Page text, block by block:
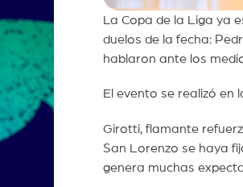
La Copa de la Liga ya
duelos de la fecha:
hablaron ante los
El evento se realizó en
Girotti, flamante
San Lorenzo se haya
genera muchas